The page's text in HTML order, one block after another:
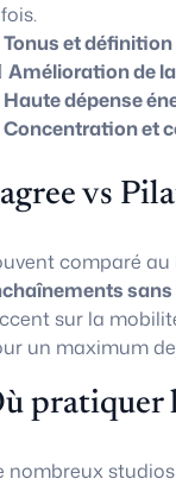
Tonus et définition
Amélioration de
Haute dépense
Concentration et
vs
comparé au
sur la
un maximum
pratiquer
nombreux